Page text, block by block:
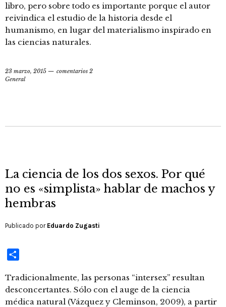
libro, pero sobre todo es importante porque el autor
reivindica el estudio de la historia desde el
humanismo, en lugar del materialismo inspirado en
las ciencias naturales.
23 marzo, 2015
comentarios 2
General
La ciencia de los dos sexos. Por qué
no es «simplista» hablar de machos y
hembras
Publicado por Eduardo Zugasti
Tradicionalmente, las personas “intersex” resultan
desconcertantes. Sólo con el auge de la ciencia
médica natural (Vázquez y Cleminson, 2009), a partir